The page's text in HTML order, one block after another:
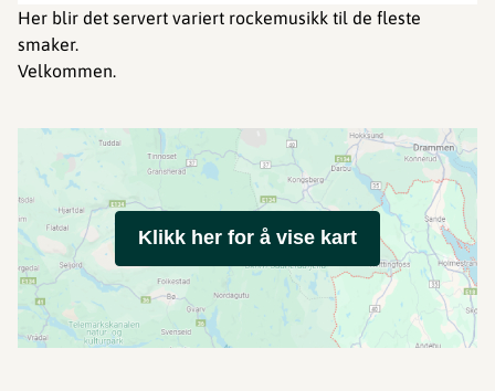
Her blir det servert variert rockemusikk til de fleste
smaker.
Velkommen.
Klikk her for å vise kart